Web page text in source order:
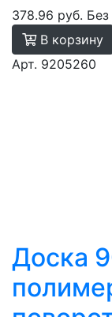
378.96 руб.
В корзину
Арт. 9205260
Доска